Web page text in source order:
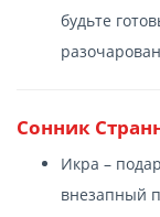
будьте
Сонник
Икра –
внезапный